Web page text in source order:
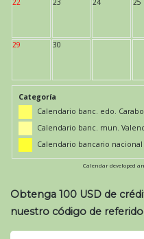
22 23 24 25
29 30
Categoría
Calendario banc. edo.
Calendario banc. mun.
Calendario bancario nacional
Calendar developed
Obtenga 100 USD de
nuestro código de